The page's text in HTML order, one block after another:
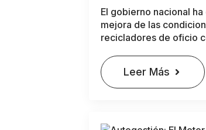
El gobierno nacional
mejora de las
recicladores de oficio
Leer Más